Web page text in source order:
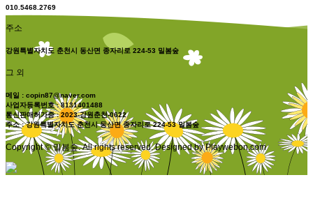
010.5468.2769
주소
강원특별자치도 춘천시 동산면 종자리로 224-53 밀봄숲
그 외
메일 : copin87@naver.com
사업자등록번호 : 8131401488
통신판매허가증 : 2023-강원춘천-0622
주소 : 강원특별자치도 춘천시 동산면 종자리로 224-53 밀봄숲
Copyright © 밀봄숲. All rights reserved. Designed by Playwebon.com